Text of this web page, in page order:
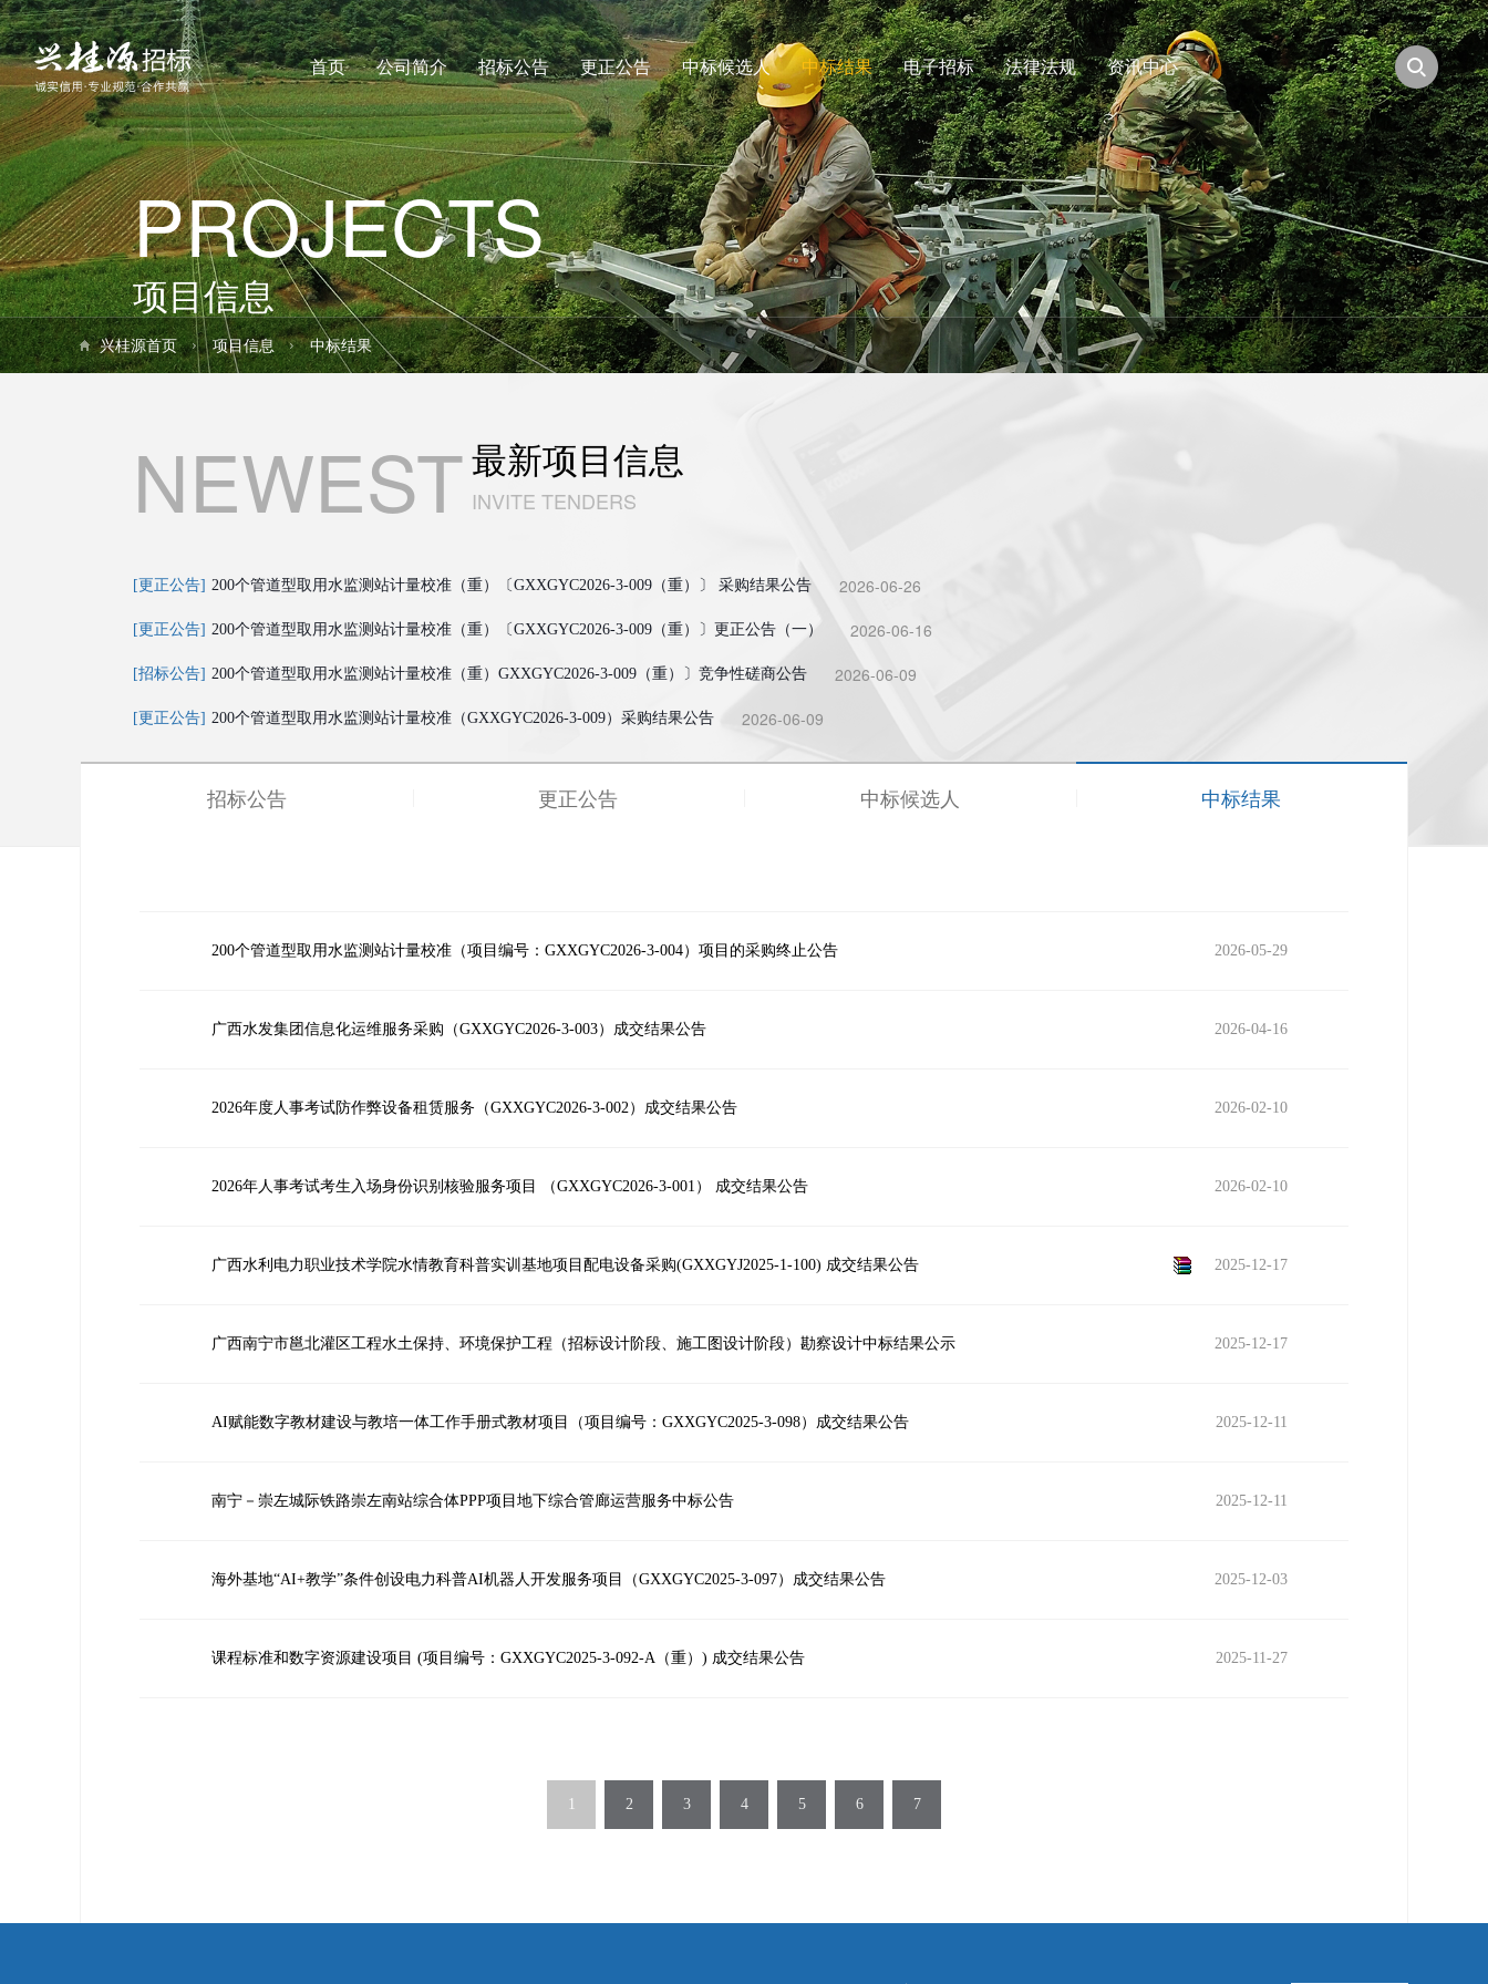
首页 公司简介 招标公告 更正公告 中标候选人 中标结果 电子招标 法律法规 资讯中心
PROJECTS
项目信息
兴桂源首页 项目信息 中标结果
NEWEST最新项目信息
INVITE TENDERS
[更正公告] 200个管道型取用水监测站计量校准（重）〔GXXGYC2026-3-009（重）〕 采购结果公告 2026-06-26
[更正公告] 200个管道型取用水监测站计量校准（重）〔GXXGYC2026-3-009（重）〕更正公告（一） 2026-06-16
[招标公告] 200个管道型取用水监测站计量校准（重）GXXGYC2026-3-009（重）〕竞争性磋商公告 2026-06-09
[更正公告] 200个管道型取用水监测站计量校准（GXXGYC2026-3-009）采购结果公告 2026-06-09
招标公告 更正公告 中标候选人 中标结果
200个管道型取用水监测站计量校准（项目编号：GXXGYC2026-3-004）项目的采购终止公告 2026-05-29
广西水发集团信息化运维服务采购（GXXGYC2026-3-003）成交结果公告 2026-04-16
2026年度人事考试防作弊设备租赁服务（GXXGYC2026-3-002）成交结果公告 2026-02-10
2026年人事考试考生入场身份识别核验服务项目 （GXXGYC2026-3-001） 成交结果公告 2026-02-10
广西水利电力职业技术学院水情教育科普实训基地项目配电设备采购(GXXGYJ2025-1-100) 成交结果公告 2025-12-17
广西南宁市邕北灌区工程水土保持、环境保护工程（招标设计阶段、施工图设计阶段）勘察设计中标结果公示 2025-12-17
AI赋能数字教材建设与教培一体工作手册式教材项目（项目编号：GXXGYC2025-3-098）成交结果公告 2025-12-11
南宁－崇左城际铁路崇左南站综合体PPP项目地下综合管廊运营服务中标公告 2025-12-11
海外基地“AI+教学”条件创设电力科普AI机器人开发服务项目（GXXGYC2025-3-097）成交结果公告 2025-12-03
课程标准和数字资源建设项目 (项目编号：GXXGYC2025-3-092-A（重）) 成交结果公告 2025-11-27
1 2 3 4 5 6 7